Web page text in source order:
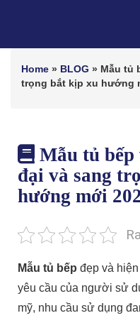
Home » BLOG » Mẫu tủ
trọng bắt kịp xu hướng
Mẫu tủ
đại và sang
hướng mới
Mẫu tủ bếp đẹp và
yêu cầu của người sử
mỹ, nhu cầu sử dụng